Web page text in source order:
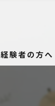
経験者の方へ